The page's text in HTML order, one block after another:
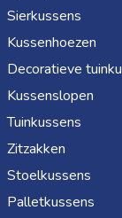
Sierkussens
Kussenhoezen
Decoratieve
Kussenslopen
Tuinkussens
Zitzakken
Stoelkussens
Palletkussens